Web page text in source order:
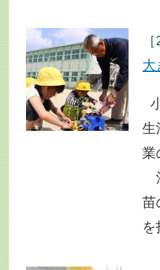
大
生
業
苗